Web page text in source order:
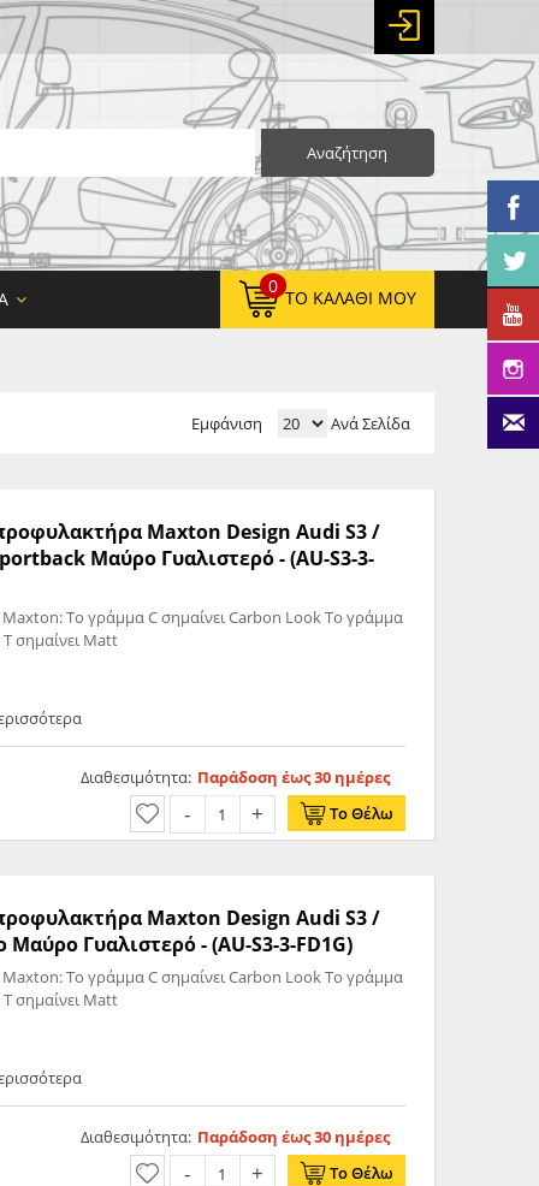
Αναζήτηση
0
ΤΟ ΚΑΛΆΘΙ ΜΟΥ
ΚΑΘΑΡΌ ΣΎΝΟΛΟ:0,00 €
Εμφάνιση Ανά Σελίδα
Maxton Design Audi S3 /
Μαύρο Γυαλιστερό - (AU-S3-3-
Maxton: Το γράμμα C σημαίνει Carbon Look Το γράμμα
σημαίνει Matt
Διαθεσιμότητα: Παράδοση έως 30 ημέρες
Το Θέλω
Maxton Design Audi S3 /
Μαύρο Γυαλιστερό - (AU-S3-3-FD1G)
Maxton: Το γράμμα C σημαίνει Carbon Look Το γράμμα
σημαίνει Matt
Διαθεσιμότητα: Παράδοση έως 30 ημέρες
Το Θέλω